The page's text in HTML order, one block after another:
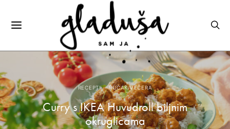
RECEPTI RUČAK/VEČERA
Curry s IKEA Huvudroll biljnim
okruglicama